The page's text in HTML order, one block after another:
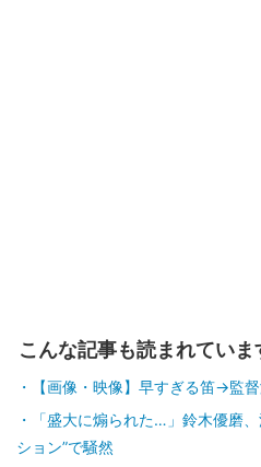
こんな記事も読まれていま
【画像・映像】早すぎる笛→監
「盛大に煽られた…」鈴木優磨
ション”で騒然